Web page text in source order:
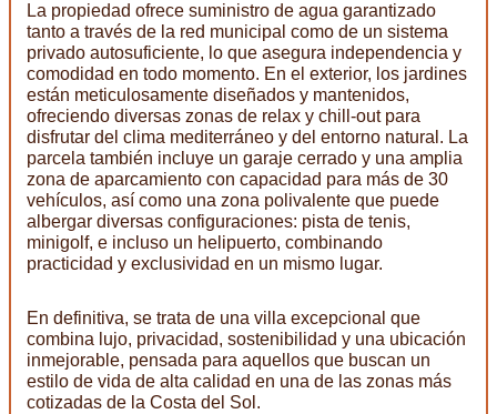
La propiedad ofrece suministro de agua garantizado
tanto a través de la red municipal como de un sistema
privado autosuficiente, lo que asegura independencia y
comodidad en todo momento. En el exterior, los jardines
están meticulosamente diseñados y mantenidos,
ofreciendo diversas zonas de relax y chill-out para
disfrutar del clima mediterráneo y del entorno natural. La
parcela también incluye un garaje cerrado y una amplia
zona de aparcamiento con capacidad para más de 30
vehículos, así como una zona polivalente que puede
albergar diversas configuraciones: pista de tenis,
minigolf, e incluso un helipuerto, combinando
practicidad y exclusividad en un mismo lugar.
En definitiva, se trata de una villa excepcional que
combina lujo, privacidad, sostenibilidad y una ubicación
inmejorable, pensada para aquellos que buscan un
estilo de vida de alta calidad en una de las zonas más
cotizadas de la Costa del Sol.